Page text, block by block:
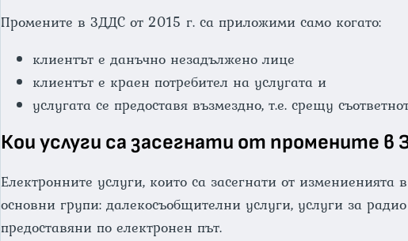
Промените в ЗДДС от 2015 г. са приложими само когато:
клиентът е данъчно незадължено лице
клиентът е краен потребител на услугата и
услугата се предоставя възмездно, т.е. срещу
Кои услуги са засегнати от промените в
Електронните услуги, които са засегнати от
основни групи: далекосъобщителни услуги, услуги за
предоставяни по електронен път.